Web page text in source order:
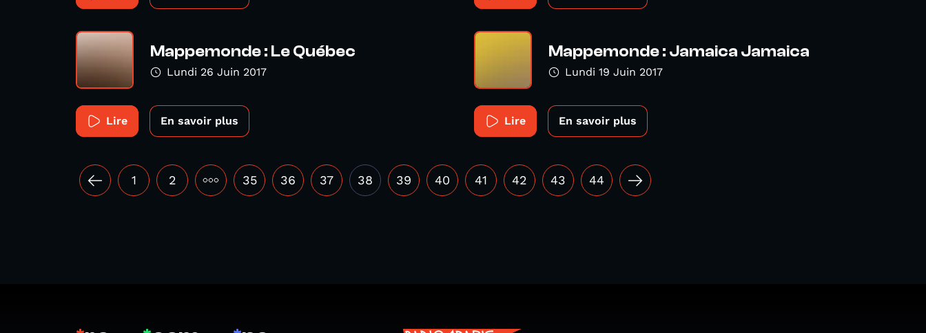
Mappemonde : Le Québec
Lundi 26 Juin 2017
Lire En savoir plus
Mappemonde : Jamaica Jamaica
Lundi 19 Juin 2017
Lire En savoir plus
1 2 ••• 35 36 37 38 39 40 41 42 43 44